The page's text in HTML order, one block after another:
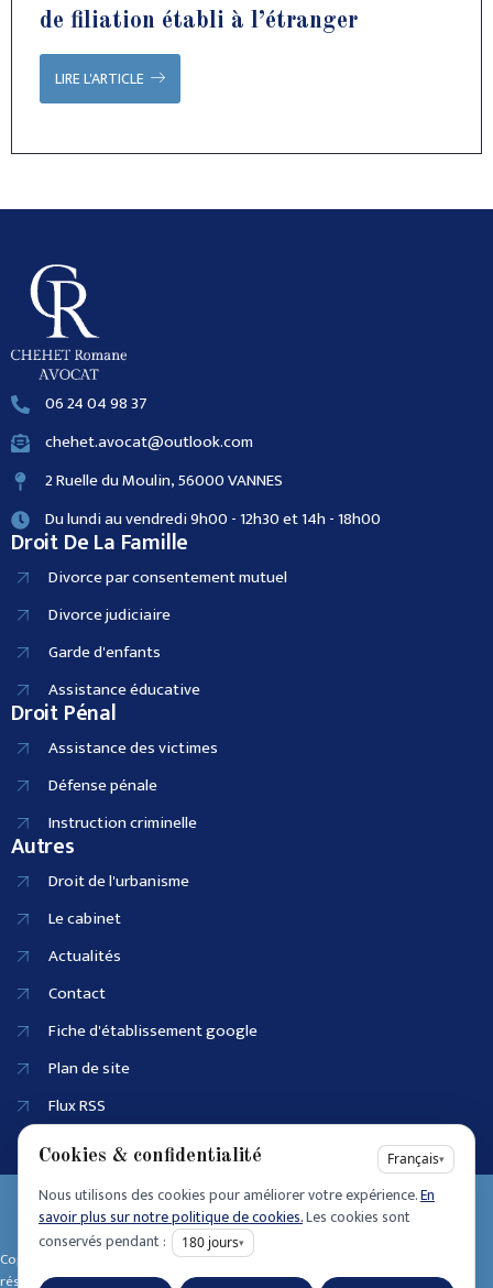
de filiation établi à l’étranger
LIRE L'ARTICLE
06 24 04 98 37
chehet.avocat@outlook.com
2 Ruelle du Moulin, 56000 VANNES
Du lundi au vendredi 9h00 - 12h30 et 14h - 18h00
Droit De La Famille
Divorce par consentement mutuel
Divorce judiciaire
Garde d'enfants
Assistance éducative
Droit Pénal
Assistance des victimes
Défense pénale
Instruction criminelle
Autres
Droit de l'urbanisme
Le cabinet
Actualités
Contact
Fiche d'établissement google
Plan de site
Flux RSS
Copyright © 2025 • Tous dro its
réservés • Design by
EI SIRET :
90915686100025
Mentions légales
Cookies & confidentialité Français▾
Nous utilisons des cookies pour améliorer votre expérience.En
savoir plus sur notre politique de cookies.Les cookies sont
conservés pendant :
180 jours▾